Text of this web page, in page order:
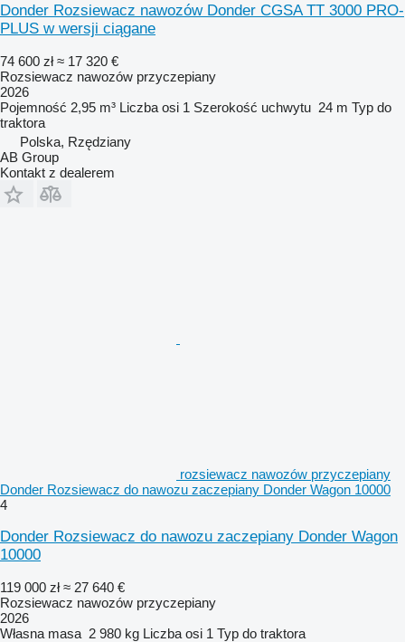
Donder Rozsiewacz nawozów Donder CGSA TT 3000 PRO-
PLUS w wersji ciągane
74 600 zł ≈ 17 320 €
Rozsiewacz nawozów przyczepiany
2026
Pojemność 2,95 m³ Liczba osi 1 Szerokość uchwytu 24 m Typ do
traktora
Polska, Rzędziany
AB Group
Kontakt z dealerem
rozsiewacz nawozów przyczepiany
Donder Rozsiewacz do nawozu zaczepiany Donder Wagon 10000
4
Donder Rozsiewacz do nawozu zaczepiany Donder Wagon
10000
119 000 zł ≈ 27 640 €
Rozsiewacz nawozów przyczepiany
2026
Własna masa 2 980 kg Liczba osi 1 Typ do traktora